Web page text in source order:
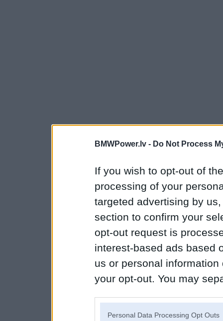
BMWPower.lv - Do Not Process
If you wish to opt-out of
processing of your
targeted advertising by
section to confirm your
opt-out request is
interest-based ads based
us or personal
your opt-out. You may
Personal Data Processing Opt Outs